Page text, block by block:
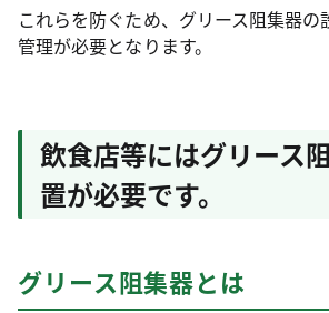
これらを防ぐため、グリース阻集器
管理が必要となります。
飲食店等にはグリース
置が必要です。
グリース阻集器とは